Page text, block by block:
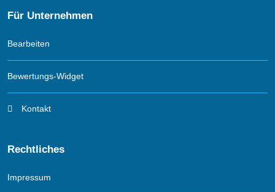
Für Unternehmen
Bearbeiten
Bewertungs-Widget
Kontakt
Rechtliches
Impressum